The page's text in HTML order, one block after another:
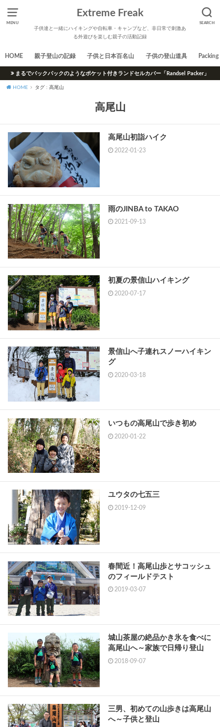
MENU SEARCH
Extreme Freak
子供達と一緒にハイキングや自転車・キャンプなど、非日常で刺激あ
る外遊びを楽しむ親子の活動記録
HOME 親子登山の記録 子供と日本百名山 子供の登山道具 Packing
まるでバックパックのようなポケット付きランドセルカバー「Randsel Packer」
HOME タグ : 高尾山
高尾山
高尾山初詣ハイク
2022-01-23
雨のJINBA to TAKAO
2021-09-13
初夏の景信山ハイキング
2020-07-17
景信山へ子連れスノーハイキン
グ
2020-03-18
いつもの高尾山で歩き初め
2020-01-22
ユウタの七五三
2019-12-09
春間近！高尾山歩とサコッシュ
のフィールドテスト
2019-03-07
城山茶屋の絶品かき氷を食べに
高尾山へ～家族で日帰り登山
2018-09-07
三男、初めての山歩きは高尾山
へ～子供と登山